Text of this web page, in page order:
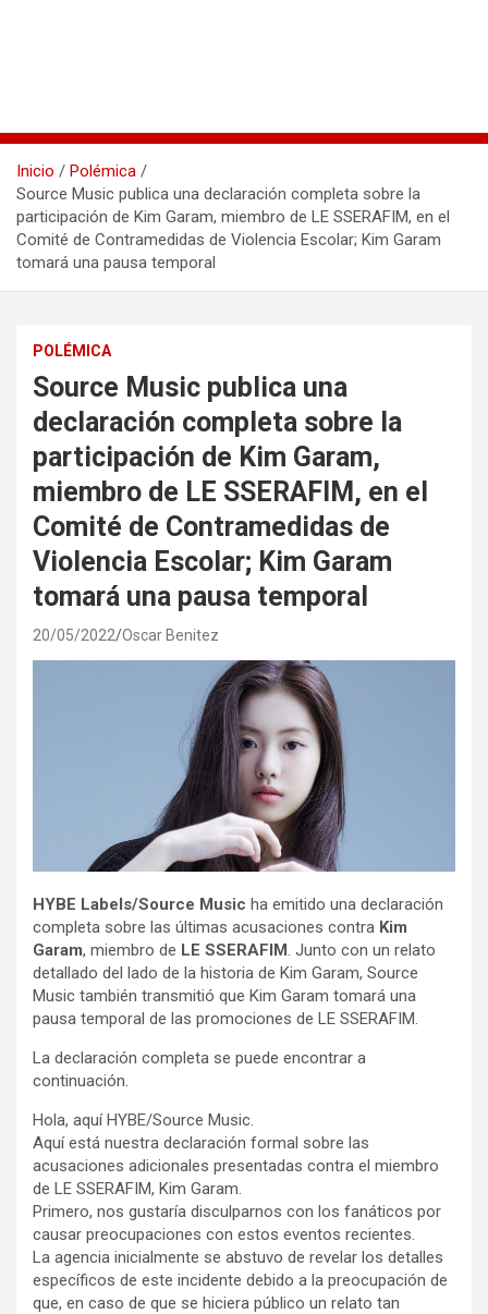
Inicio
Polémica
Source Music publica una declaración completa sobre la
participación de Kim Garam, miembro de LE SSERAFIM, en el
Comité de Contramedidas de Violencia Escolar; Kim Garam
tomará una pausa temporal
POLÉMICA
Source Music publica una
declaración completa sobre la
participación de Kim Garam,
miembro de LE SSERAFIM, en el
Comité de Contramedidas de
Violencia Escolar; Kim Garam
tomará una pausa temporal
20/05/2022 Oscar Benitez
HYBE Labels/Source Music ha emitido una declaración
completa sobre las últimas acusaciones contra Kim
Garam, miembro de LE SSERAFIM. Junto con un relato
detallado del lado de la historia de Kim Garam, Source
Music también transmitió que Kim Garam tomará una
pausa temporal de las promociones de LE SSERAFIM.
La declaración completa se puede encontrar a
continuación.
Hola, aquí HYBE/Source Music.
Aquí está nuestra declaración formal sobre las
acusaciones adicionales presentadas contra el miembro
de LE SSERAFIM, Kim Garam.
Primero, nos gustaría disculparnos con los fanáticos por
causar preocupaciones con estos eventos recientes.
La agencia inicialmente se abstuvo de revelar los detalles
específicos de este incidente debido a la preocupación de
que, en caso de que se hiciera público un relato tan